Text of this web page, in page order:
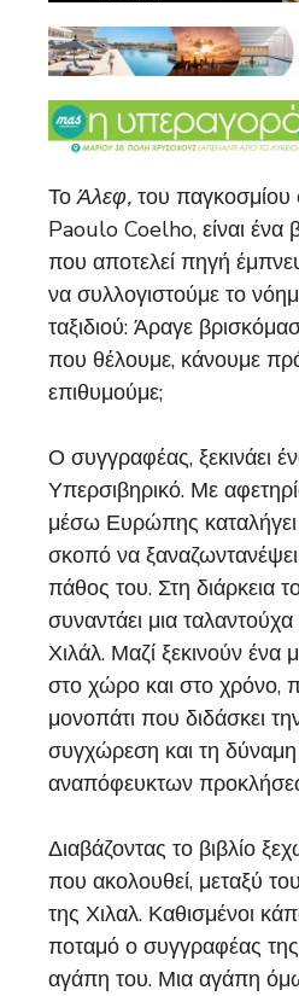
ΤοΆλεφ, του
Paoulo Coelho, είναι ένα
που αποτελεί πηγή
να συλλογιστούμε το
ταξιδιού: Άραγε
που θέλουμε, κάνουμε
επιθυμούμε;
Ο συγγραφέας, ξεκινάει
Υπερσιβηρικό. Με
μέσω Ευρώπης
σκοπό να ξαναζωντανέψει
πάθος του. Στη διάρκεια
συναντάει μια ταλαντούχα
Χιλάλ. Μαζί ξεκινούν ένα
στο χώρο και στο χρόνο,
μονοπάτι που διδάσκει
συγχώρεση και τη
αναπόφευκτων
Διαβάζοντας το βιβλίο
που ακολουθεί, μεταξύ
της Χιλαλ. Καθισμένοι
ποταμό ο συγγραφέας της
αγάπη του. Μια αγάπη